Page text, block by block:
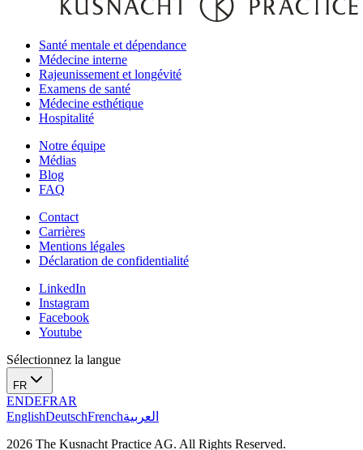
Santé mentale et dépendance
Médecine interne
Rajeunissement et longévité
Examens de santé
Médecine esthétique
Hospitalité
Notre équipe‌
Médias
Blog
FAQ
Contact
Carrières
Mentions légales
Déclaration de confidentialité
LinkedIn
Instagram
Facebook
Youtube
Sélectionnez la langue
FR
ENDEFRAR
EnglishDeutschFrenchالعربية
2026 The Kusnacht Practice AG. All Rights Reserved.